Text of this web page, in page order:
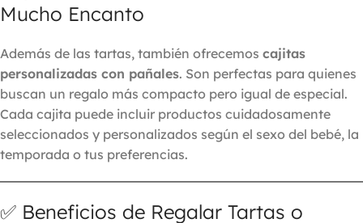
Mucho Encanto
Además de las tartas, también ofrecemos cajitas
personalizadas con pañales. Son perfectas para quienes
buscan un regalo más compacto pero igual de especial.
Cada cajita puede incluir productos cuidadosamente
seleccionados y personalizados según el sexo del bebé, la
temporada o tus preferencias.
✅ Beneficios de Regalar Tartas o